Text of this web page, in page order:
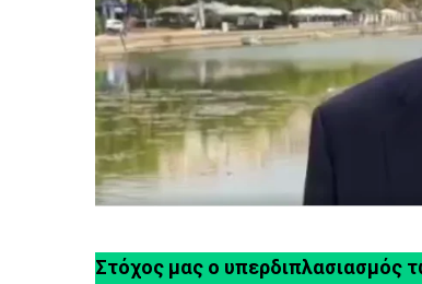
Στόχος μας ο υπερδιπλασιασμός